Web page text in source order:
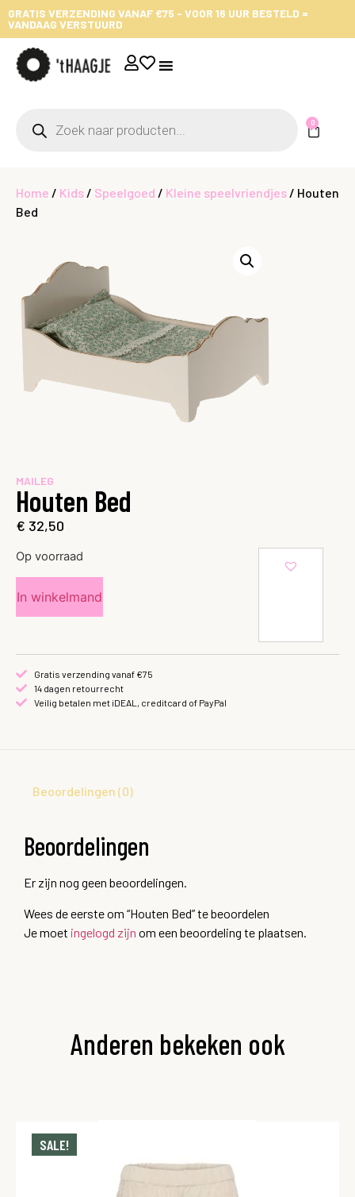
GRATIS VERZENDING VANAF €75 - VOOR 16 UUR BESTELD =
VANDAAG VERSTUURD
0
Home / Kids / Speelgoed / Kleine speelvriendjes / Houten
Bed
MAILEG
Houten Bed
€ 32,50
Op voorraad
In winkelmand
Gratis verzending vanaf €75
14 dagen retourrecht
Veilig betalen met iDEAL, creditcard of PayPal
Beoordelingen (0)
Beoordelingen
Er zijn nog geen beoordelingen.
Wees de eerste om “Houten Bed” te beoordelen
Je moet ingelogd zijn om een beoordeling te plaatsen.
Anderen bekeken ook
SALE!